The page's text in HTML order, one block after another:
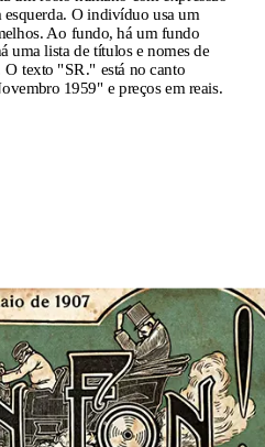
O indivíduo usa um
Ao fundo, há um fundo
uma lista de títulos e nomes de
O texto "SR." está no canto
1959" e preços em reais.